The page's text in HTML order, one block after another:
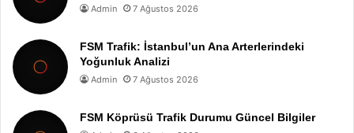
Admin 7 Ağustos 2026
FSM Trafik: İstanbul’un Ana Arterlerindeki
Yoğunluk Analizi
Admin 7 Ağustos 2026
FSM Köprüsü Trafik Durumu Güncel Bilgiler